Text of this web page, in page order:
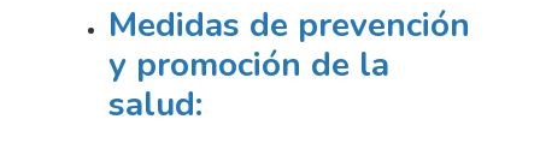
Medidas de prevención
y promoción de la
salud: